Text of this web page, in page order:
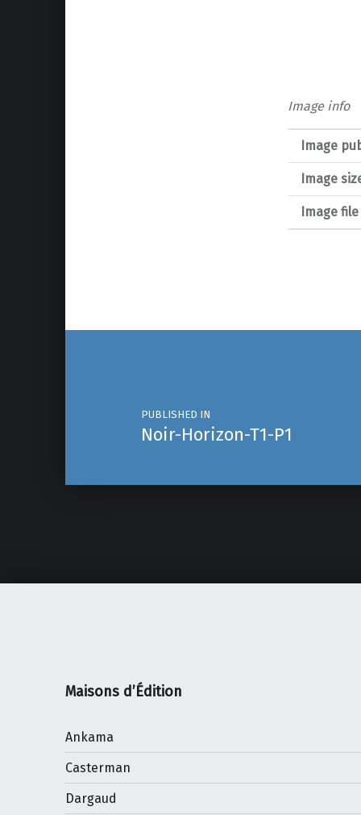
Image info
Image
Image
Image
Post navigation
PUBLISHED IN
Noir-Horizon-T1-P1
Maisons d’Édition
Ankama
Casterman
Dargaud